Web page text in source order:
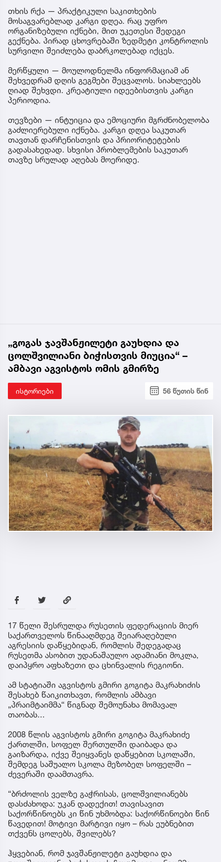
თხის რქა — პრაქტიკული საკითხების
მოსაგვარებლად კარგი დღეა. რაც უფრო
ორგანიზებული იქნები, მით უკეთესი შედეგი
გექნება. პირად ცხოვრებაში ზედმეტი კონტროლის
სურვილი შეიძლება დაბრკოლებად იქცეს.
მერწყული — მოულოდნელმა ინფორმაციამ ან
შეხვედრამ დღის გეგმები შეცვალოს. სიახლეებს
ღიად შეხვდი. კრეატიული იდეებისთვის კარგი
პერიოდია.
თევზები — ინტუიცია და ემოციური მგრძნობელობა
გაძლიერებული იქნება. კარგი დღეა საკუთარ
თავთან დარჩენისთვის და პრიორიტეტების
გადასახედად. სხვისი პრობლემების საკუთარ
თავზე სრულად აღებას მოერიდე.
„გოგას ჯავშანჟილეტი გაუხდია და
ცოლშვილიანი ბიჭისთვის მიუცია“ –
ამბავი აგვისტოს ომის გმირზე
ისტორიები 56 წუთის წინ
17 წელი შესრულდა რუსეთის ფედერაციის მიერ
საქართველოს წინააღმდეგ შეიარაღებული
აგრესიის დაწყებიდან, რომლის შედეგადაც
რუსეთმა ასობით უდანაშაულო ადამიანი მოკლა,
დაიპყრო აფხაზეთი და ცხინვალის რეგიონი.
ამ სტატიაში აგვისტოს გმირი გოგიტა მაკრახიძის
შესახებ წაიკითხავთ, რომლის ამბავი
„პრაიმტაიმმა“ წიგნად შემოუნახა მომავალ
თაობას...
2008 წლის აგვისტოს გმირი გოგიტა მაკრახიძე
ქართლში, სოფელ შერთულში დაიბადა და
გაიზარდა, იქვე შეიყვანეს დაწყებით სკოლაში,
შემდეგ საშუალო სკოლა მეზობელ სოფელში –
ძევერაში დაამთავრა.
“ბრძოლის ველზე გაჭრისას, ცოლშვილიანებს
დასძახოდა: უკან დადექით! თავისავით
საქორწინოებს კი წინ უხმობდა: საქორწინოები წინ
წავედით! მოტივი მარტივი იყო – რას ეუბნებით
თქვენს ცოლებს, შვილებს?
ჰყვებიან, რომ ჯავშანჟილეტი გაუხდია და